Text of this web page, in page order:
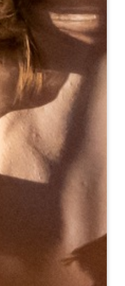
à une polyculture
privilégiant les
de préserver des
rares qui
vierges de toutes
, sont aujourd’hui
scientifiques. Le
ou encore
amènent de
d’en savoir
ses portes au
Beaulieu a souhaité
œnotouristique afin
la propriété qu’elle a
ses anecdotes, sa
vignes et ainsi
du terroir et faire